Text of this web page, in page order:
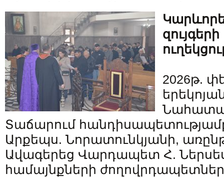
2026թ.
Տաճարում
Արքեպս. Նորատունկյանի,
Ավագերեց Վարդապետ Հ.
համայնքների